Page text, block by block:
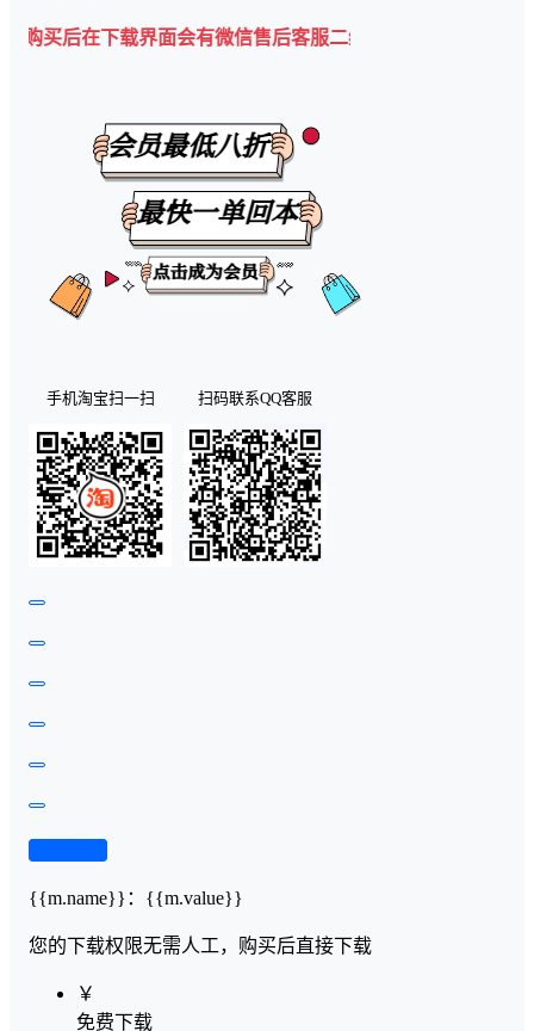
在下载界面会有微信售后客服二维码💡
手机淘宝扫一扫 扫码联系QQ客服
{{m.name}} ： {{m.value}}
您的下载权限无需人工，购买后直接下载
￥
免费下载